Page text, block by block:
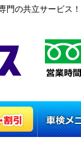
門の共立サービス